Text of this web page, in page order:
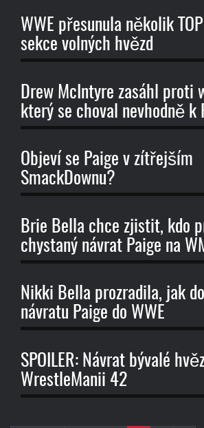
WWE přesunula několik
sekce volných hvězd
Drew McIntyre zasáhl proti
který se choval nevhodně k
Objeví se Paige v zítřejším
SmackDownu?
Brie Bella chce zjistit, kdo
chystaný návrat Paige na
Nikki Bella prozradila, jak
návratu Paige do WWE
SPOILER: Návrat bývalé
WrestleManii 42